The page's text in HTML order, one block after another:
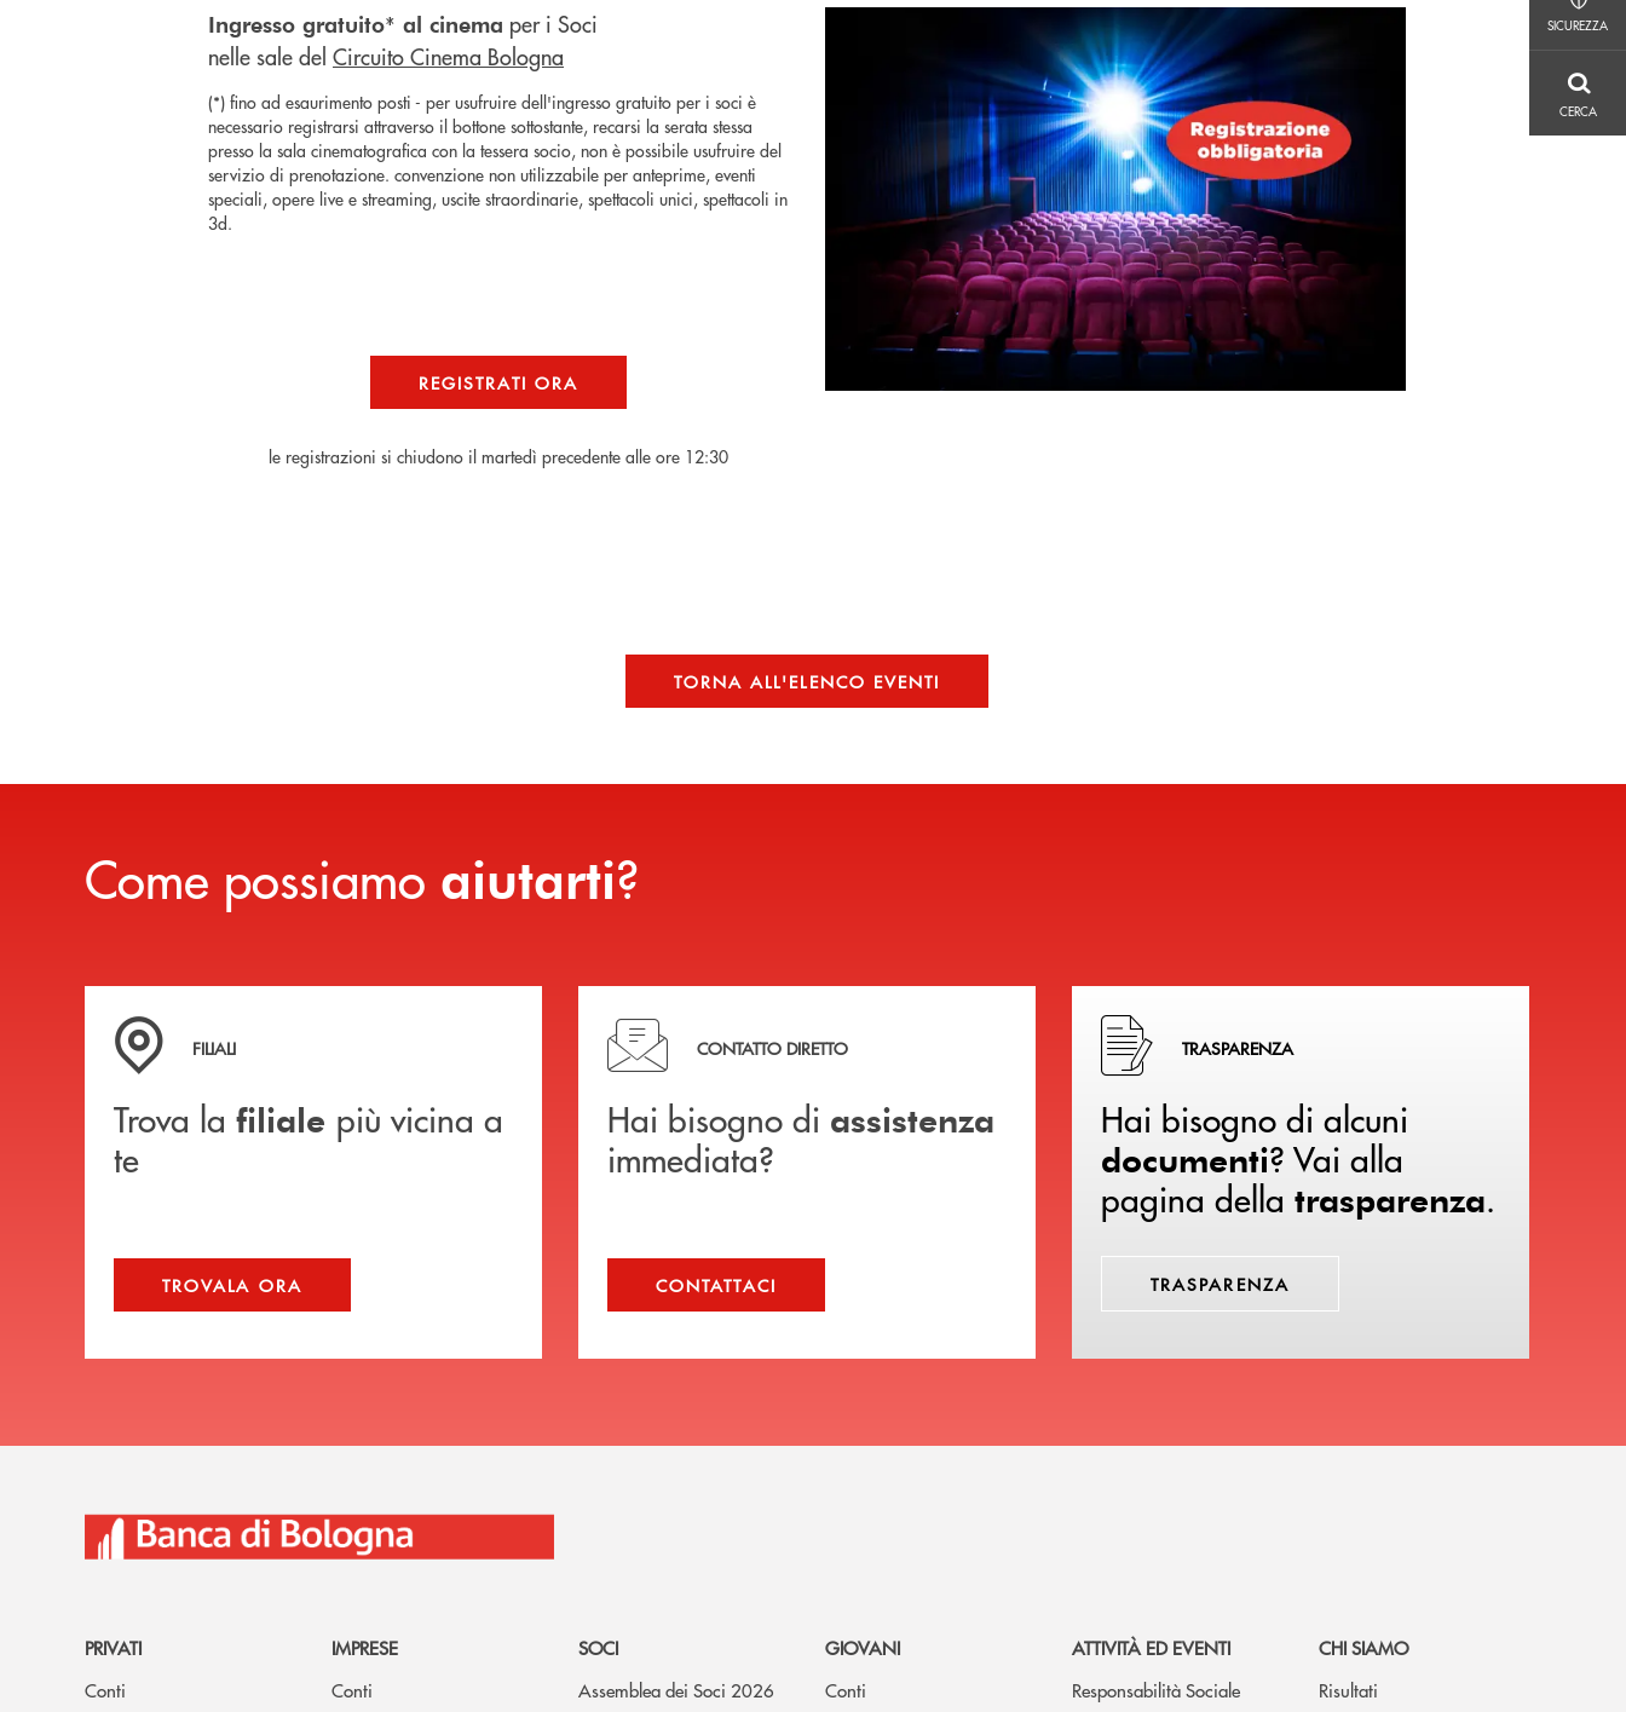
SICUREZZA
SICUREZZA
CERCA
Ingresso gratuito* al cinema per i Soci
nelle sale del Circuito Cinema Bologna
(*) fino ad esaurimento posti - per usufruire dell'ingresso gratuito per i soci è
necessario registrarsi attraverso il bottone sottostante, recarsi la serata stessa
presso la sala cinematografica con la tessera socio, non è possibile usufruire del
servizio di prenotazione. convenzione non utilizzabile per anteprime, eventi
speciali, opere live e streaming, uscite straordinarie, spettacoli unici, spettacoli in
3d.
REGISTRATI ORA
le registrazioni si chiudono il martedì precedente alle ore 12:30
TORNA ALL'ELENCO EVENTI
Come possiamo aiutarti?
Trova la filiale più vicina a te
FILIALI
Trova la filiale più vicina a
te
TROVALA ORA
Hai bisogno di assistenza immediata?
CONTATTO DIRETTO
Hai bisogno di assistenza
immediata?
CONTATTACI
Hai bisogno di alcuni documenti ? Vai alla pagina della
TRASPARENZA
Hai bisogno di alcuni
documenti? Vai alla
pagina della trasparenza.
TRASPARENZA
PRIVATI
Conti
IMPRESE
Conti
SOCI
Assemblea dei Soci 2026
GIOVANI
Conti
ATTIVITÀ ED EVENTI
Responsabilità Sociale
CHI SIAMO
Risultati